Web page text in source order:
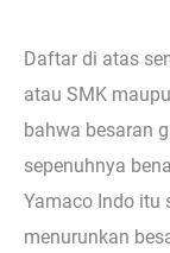
Daftar di atas
atau SMK
bahwa besaran
sepenuhnya
Yamaco Indo itu
menurunkan